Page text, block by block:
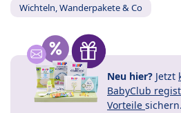
Wichteln, Wanderpakete & Co
Neu hier? Jetzt
BabyClub
Vorteile sichern.